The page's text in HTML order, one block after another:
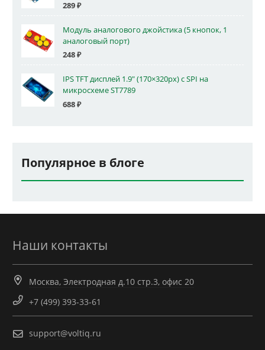
289₽
Модуль аналогового джойстика (5 кнопок, 1
аналоговый порт)
248₽
IPS TFT дисплей 1.9" (170×320px) с SPI на
микросхеме ST7789
688₽
Популярное в блоге
Наши контакты
Москва, Электродная д.10 стр.3, офис 20
+7 (499) 393-33-61
support@voltiq.ru